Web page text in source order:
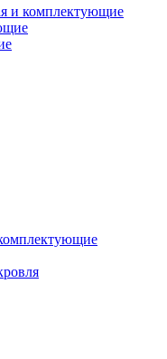
и комплектующие